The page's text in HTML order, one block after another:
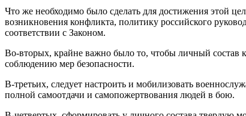
Что же необходимо было сделать для достижения этой
возникновения конфликта, политику российского
соответствии с Законом.
Во-вторых, крайне важно было то, чтобы личный состав
соблюдению мер безопасности.
В-третьих, следует настроить и мобилизовать
полной самоотдачи и самопожертвования людей в бою.